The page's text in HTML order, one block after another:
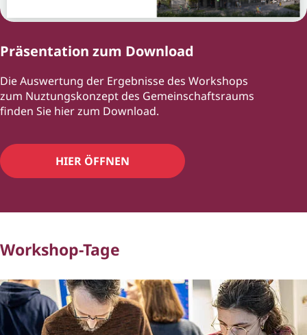
Präsentation zum Download
Die Auswertung der Ergebnisse des Workshops
zum Nuztungskonzept des Gemeinschaftsraums
finden Sie hier zum Download.
HIER ÖFFNEN
Workshop-Tage
Bildergalerie überspringen